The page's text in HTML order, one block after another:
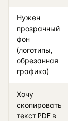
Нужен
прозрачный
фон
(логотипы,
обрезанная
графика)
Хочу
скопировать
текст PDF в